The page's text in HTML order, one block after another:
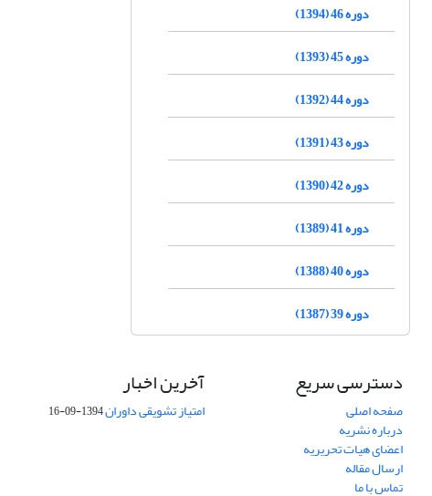
دوره 46 (1394)
دوره 45 (1393)
دوره 44 (1392)
دوره 43 (1391)
دوره 42 (1390)
دوره 41 (1389)
دوره 40 (1388)
دوره 39 (1387)
دسترسی سریع
صفحه اصلی
درباره نشریه
اعضای هیات تحریریه
ارسال مقاله
تماس با ما
آخرین اخبار
امتیاز تشویقی داوران1394-09-16